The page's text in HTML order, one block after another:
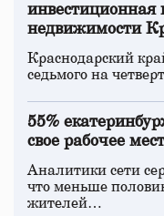
инвестиционная
недвижимости
Краснодарский
седьмого на
55%
свое рабочее
Аналитики сети
что меньше
жителей…